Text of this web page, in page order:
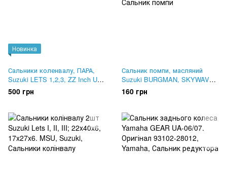
Новинка
Сальники коленвалу, ПАРА,
Suzuki LETS 1,2,3, ZZ Inch UP.
Оригінал
500 грн
Сальник помпи, масляний
Suzuki BURGMAN, SKYWAVE
250, 400, 650. Оригінал 09283-
10004
160 грн